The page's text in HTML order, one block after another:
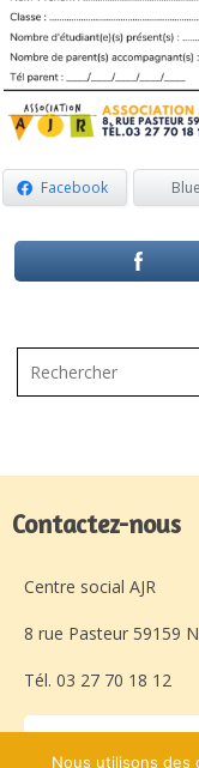
Facebook
Contactez-nous
Centre social AJR
8 rue Pasteur 59159
Tél. 03 27 70 18 12
Laissez-nous un
Nous utilisons des